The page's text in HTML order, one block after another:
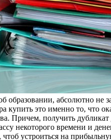
образовании, абсолютно не
купить это именно то, что
Причем, получить
некоторого времени и
чтоб устроиться на